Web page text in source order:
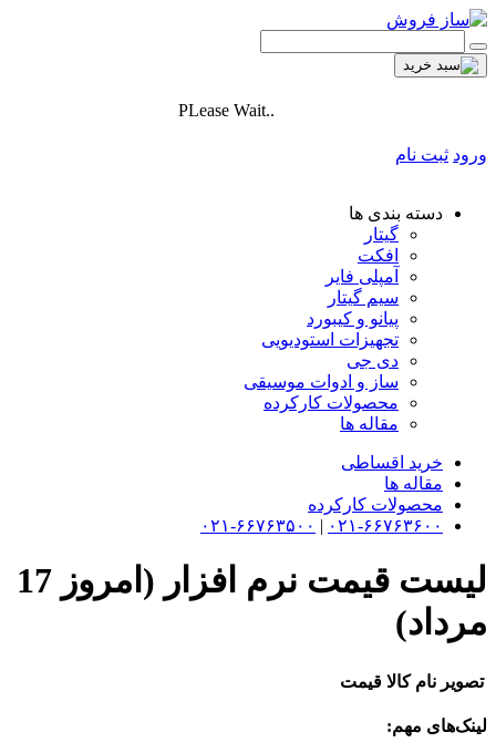
PLease Wait..
ورود ثبت نام
دسته بندی ها
گیتار
افکت
آمپلی فایر
سیم گیتار
پیانو و کیبورد
تجهیزات استودیویی
دی جی
ساز و ادوات موسیقی
محصولات کارکرده
مقاله ها
خرید اقساطی
مقاله ها
محصولات کارکرده
۰۲۱-۶۶۷۶۳۶۰۰ | ۰۲۱-۶۶۷۶۳۵۰۰
لیست قیمت نرم افزار (امروز 17
مرداد)
تصویر نام کالا قیمت
لینک‌های مهم: